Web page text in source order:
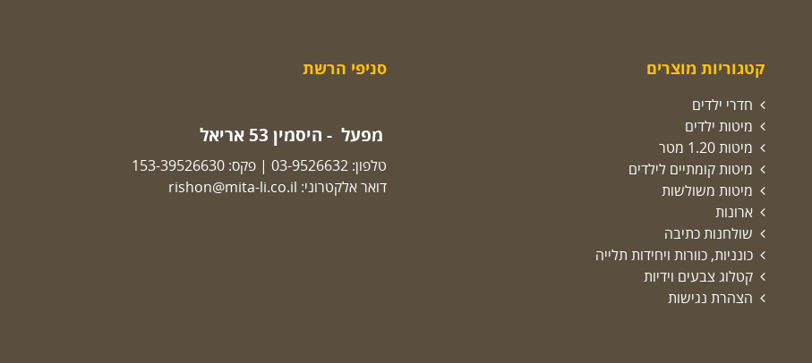
קטגוריות מוצרים
חדרי ילדים
מיטות ילדים
מיטות 1.20 מטר
מיטות קומתיים לילדים
מיטות משולשות
ארונות
שולחנות כתיבה
כונניות, כוורות ויחידות תלייה
קטלוג צבעים וידיות
הצהרת נגישות
סניפי הרשת
מפעל - היסמין 53 אריאל
טלפון:03-9526632 | פקס: 153-39526630
דואר אלקטרוני: rishon@mita-li.co.il